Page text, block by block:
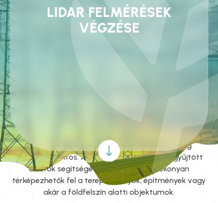
LIDAR FELMÉRÉSEK
VÉGZÉSE
PRECÍZ ADATOK A LEGÖSSZETETTEBB
(Light Detection and Ranging) technológia
forradalmi megoldást nyújt a precíziós felmérések
területén, ahol a pontosság és a részletesség
kiemelten fontos. A lézeres távérzékeléssel gyűjtött
adatok segítségével gyorsan és hatékonyan
térképezhetők fel a terepviszonyok, építmények vagy
akár a földfelszín alatti objektumok.